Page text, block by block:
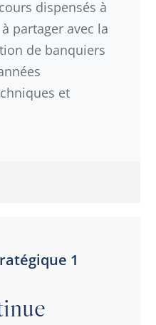
dispensés à
à partager avec la
de banquiers
et
1